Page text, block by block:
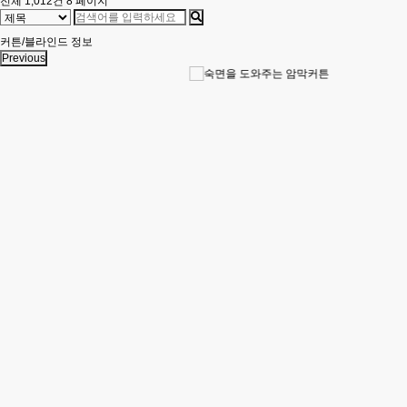
커튼/블라인드 정보
Previous